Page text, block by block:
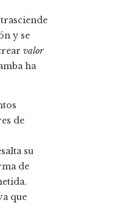
y se
valor
ha
de
su
de
que